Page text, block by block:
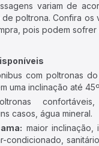
variam de
poltrona. Confira os
pois podem sofrer
com poltronas
uma inclinação até
confortáveis,
casos, água mineral.
maior inclinação,
condicionado,